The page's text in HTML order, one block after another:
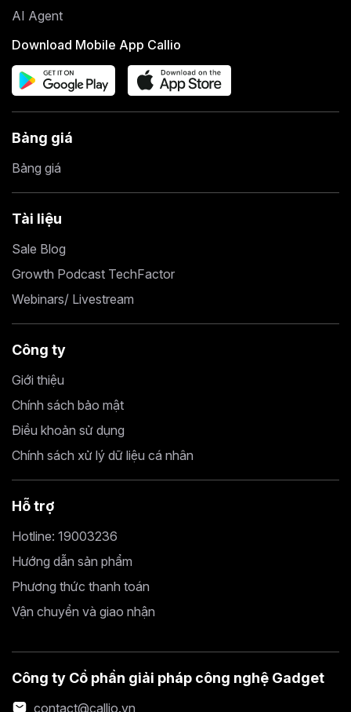
AI Agent
Download Mobile App Callio
Bảng giá
Bảng giá
Tài liệu
Sale Blog
Growth Podcast TechFactor
Webinars/ Livestream
Công ty
Giới thiệu
Chính sách bảo mật
Điều khoản sử dụng
Chính sách xử lý dữ liệu cá nhân
Hỗ trợ
Hotline: 19003236
Hướng dẫn sản phẩm
Phương thức thanh toán
Vận chuyển và giao nhận
Công ty Cổ phần giải pháp công nghệ Gadget
contact@callio.vn